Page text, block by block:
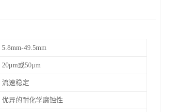
5.8mm-49.5mm
20μm或50μm
流速稳定
优异的耐化学腐蚀性